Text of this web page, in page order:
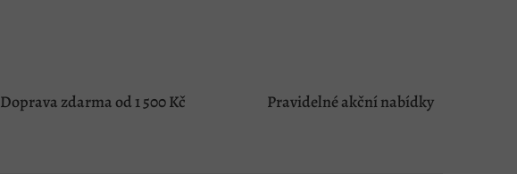
Doprava zdarma od 1 500 Kč Pravidelné akční nabídky